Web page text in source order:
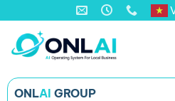
dung
ONLAI GROUP